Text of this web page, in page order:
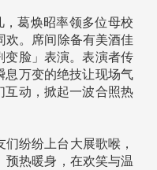
葛焕昭率领多位母校
欢。席间除备有美酒佳
变脸」表演。表演者传
息万变的绝技让现场气
互动，掀起一波合照热
纷纷上台大展歌喉，
预热暖身，在欢笑与温